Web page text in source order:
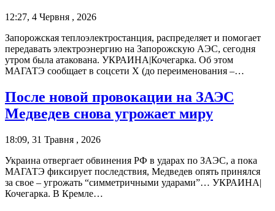
12:27, 4 Червня , 2026
Запорожская теплоэлектростанция, распределяет и помогает
передавать электроэнергию на Запорожскую АЭС, сегодня
утром была атакована. УКРАИНА|Кочегарка. Об этом
МАГАТЭ сообщает в соцсети Х (до переименования –…
После новой провокации на ЗАЭС
Медведев снова угрожает миру
18:09, 31 Травня , 2026
Украина отвергает обвинения РФ в ударах по ЗАЭС, а пока
МАГАТЭ фиксирует последствия, Медведев опять принялся
за свое – угрожать “симметричными ударами”… УКРАИНА|
Кочегарка. В Кремле…